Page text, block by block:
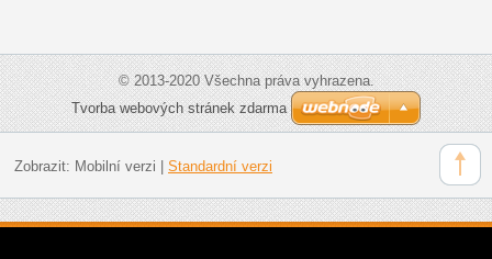
© 2013-2020 Všechna práva vyhrazena.
Tvorba webových stránek zdarma
Zobrazit: Mobilní verzi Standardní verzi